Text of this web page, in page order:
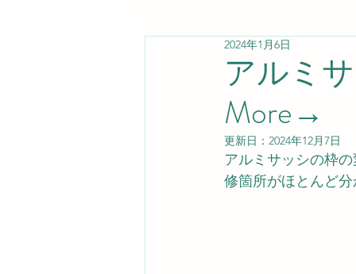
壁 目地
テーブル 玄関タイル
アルミ
More→
2024年1月6日
更新日： 2024年12月7日
アルミサッシの枠
修箇所がほとんど